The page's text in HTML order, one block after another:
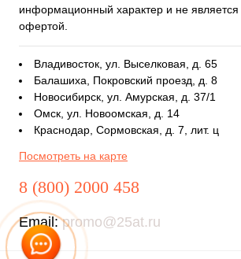
информационный характер и не является
офертой.
Владивосток, ул. Выселковая, д. 65
Балашиха, Покровский проезд, д. 8
Новосибирск, ул. Амурская, д. 37/1
Омск, ул. Новоомская, д. 14
Краснодар, Сормовская, д. 7, лит. ц
Посмотреть на карте
8 (800) 2000 458
Email:promo@25at.ru